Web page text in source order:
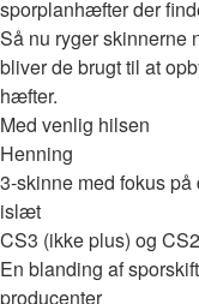
sporplanhæfter der
Så nu ryger skinnerne
bliver de brugt til at
hæfter.
Med venlig hilsen
Henning
3-skinne med fokus
islæt
CS3 (ikke plus) og
En blanding af
producenter